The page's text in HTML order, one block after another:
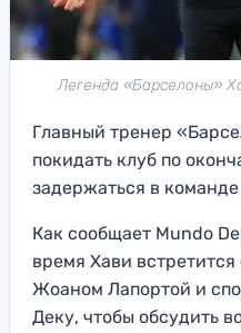
Легенда «Барселоны»
Главный тренер
покидать клуб по
задержаться в
Как сообщает Mundo
время Хави
Жоаном Лапортой и
Деку, чтобы обсудить